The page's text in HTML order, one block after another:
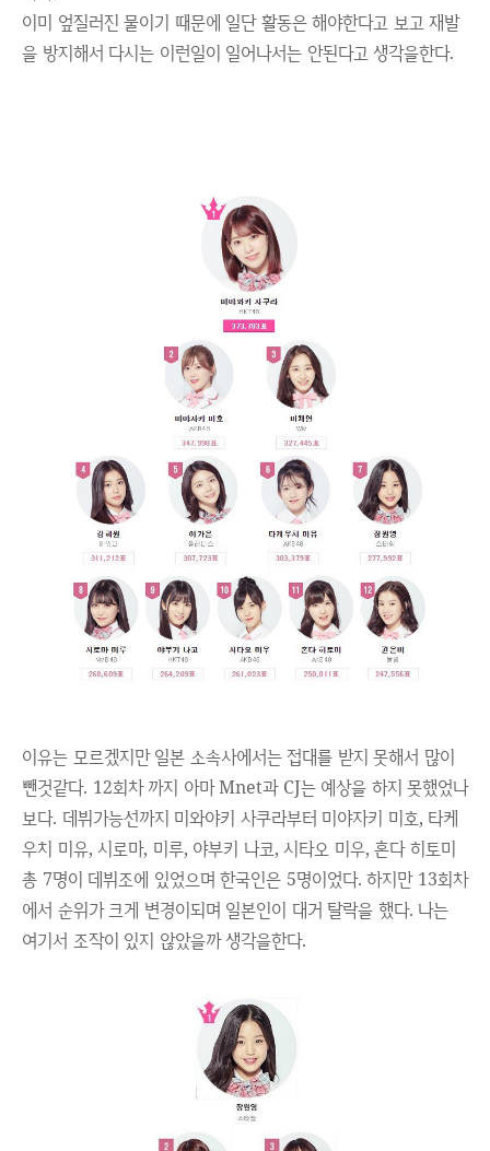
이미 엎질러진 물이기 때문에 일단 활동은 해야한다고 보고 재발
을 방지해서 다시는 이런일이 일어나서는 안된다고 생각을한다.
이유는 모르겠지만 일본 소속사에서는 접대를 받지 못해서 많이
뺀것같다. 12회차 까지 아마 Mnet과 CJ는 예상을 하지 못했었나
보다. 데뷔가능선까지 미와야키 사쿠라부터 미야자키 미호, 타케
우치 미유, 시로마, 미루, 야부키 나코, 시타오 미우, 혼다 히토미
총 7명이 데뷔조에 있었으며 한국인은 5명이었다. 하지만 13회차
에서 순위가 크게 변경이되며 일본인이 대거 탈락을 했다. 나는
여기서 조작이 있지 않았을까 생각을한다.